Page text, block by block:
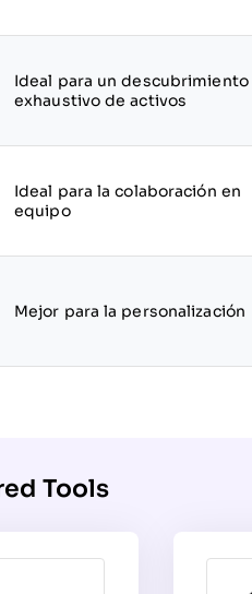
Ideal para un descubrimiento
exhaustivo de activos
Ideal para la colaboración en
equipo
Mejor para la personalización
Tools